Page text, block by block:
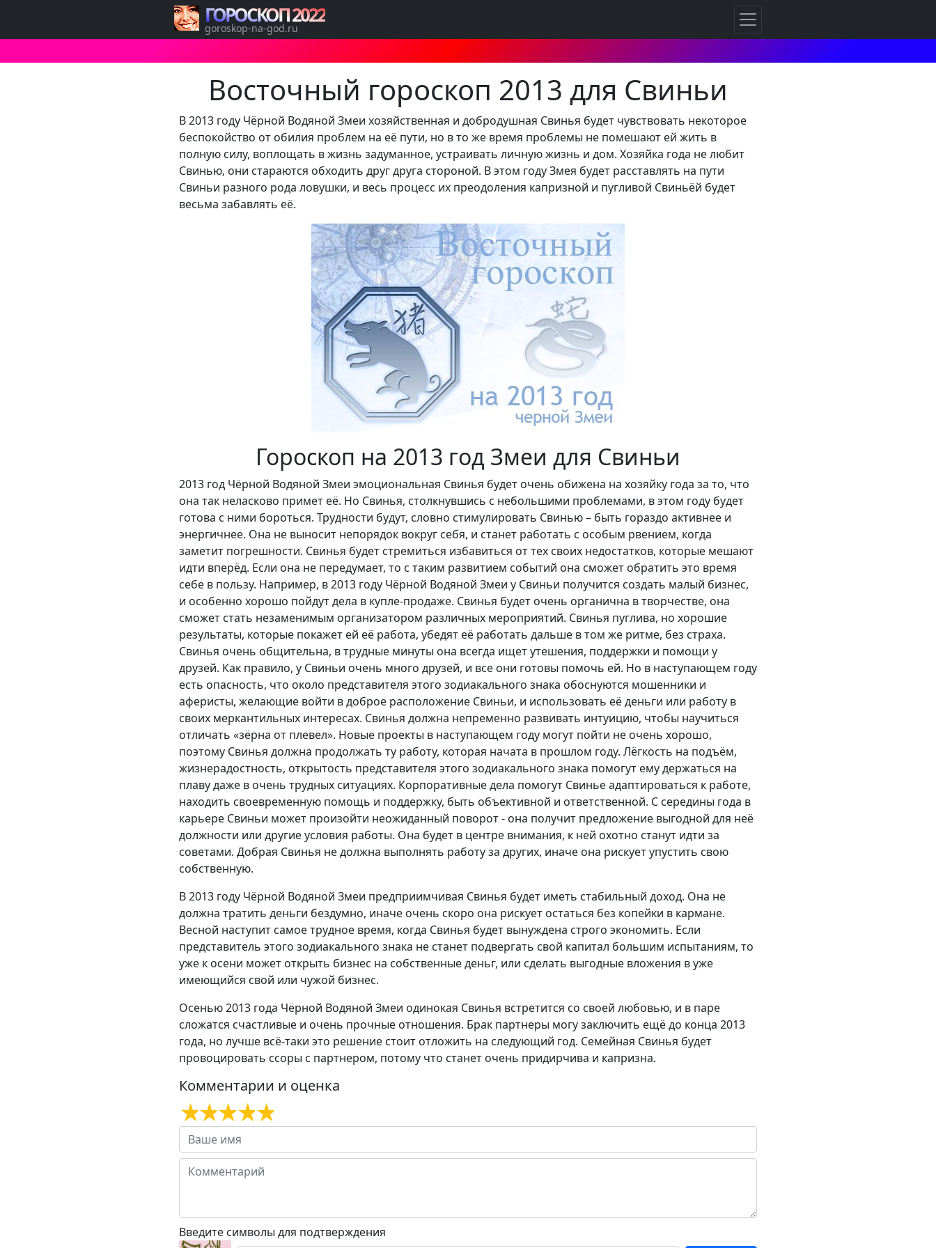
Восточный гороскоп 2013 для Свиньи
В 2013 году Чёрной Водяной Змеи хозяйственная и добродушная Свинья будет чувствовать некоторое
беспокойство от обилия проблем на её пути, но в то же время проблемы не помешают ей жить в
полную силу, воплощать в жизнь задуманное, устраивать личную жизнь и дом. Хозяйка года не любит
Свинью, они стараются обходить друг друга стороной. В этом году Змея будет расставлять на пути
Свиньи разного рода ловушки, и весь процесс их преодоления капризной и пугливой Свиньёй будет
весьма забавлять её.
Гороскоп на 2013 год Змеи для Свиньи
2013 год Чёрной Водяной Змеи эмоциональная Свинья будет очень обижена на хозяйку года за то, что
она так неласково примет её. Но Свинья, столкнувшись с небольшими проблемами, в этом году будет
готова с ними бороться. Трудности будут, словно стимулировать Свинью – быть гораздо активнее и
энергичнее. Она не выносит непорядок вокруг себя, и станет работать с особым рвением, когда
заметит погрешности. Свинья будет стремиться избавиться от тех своих недостатков, которые мешают
идти вперёд. Если она не передумает, то с таким развитием событий она сможет обратить это время
себе в пользу. Например, в 2013 году Чёрной Водяной Змеи у Свиньи получится создать малый бизнес,
и особенно хорошо пойдут дела в купле-продаже. Свинья будет очень органична в творчестве, она
сможет стать незаменимым организатором различных мероприятий. Свинья пуглива, но хорошие
результаты, которые покажет ей её работа, убедят её работать дальше в том же ритме, без страха.
Свинья очень общительна, в трудные минуты она всегда ищет утешения, поддержки и помощи у
друзей. Как правило, у Свиньи очень много друзей, и все они готовы помочь ей. Но в наступающем году
есть опасность, что около представителя этого зодиакального знака обоснуются мошенники и
аферисты, желающие войти в доброе расположение Свиньи, и использовать её деньги или работу в
своих меркантильных интересах. Свинья должна непременно развивать интуицию, чтобы научиться
отличать «зёрна от плевел». Новые проекты в наступающем году могут пойти не очень хорошо,
поэтому Свинья должна продолжать ту работу, которая начата в прошлом году. Лёгкость на подъём,
жизнерадостность, открытость представителя этого зодиакального знака помогут ему держаться на
плаву даже в очень трудных ситуациях. Корпоративные дела помогут Свинье адаптироваться к работе,
находить своевременную помощь и поддержку, быть объективной и ответственной. С середины года в
карьере Свиньи может произойти неожиданный поворот - она получит предложение выгодной для неё
должности или другие условия работы. Она будет в центре внимания, к ней охотно станут идти за
советами. Добрая Свинья не должна выполнять работу за других, иначе она рискует упустить свою
собственную.
В 2013 году Чёрной Водяной Змеи предприимчивая Свинья будет иметь стабильный доход. Она не
должна тратить деньги бездумно, иначе очень скоро она рискует остаться без копейки в кармане.
Весной наступит самое трудное время, когда Свинья будет вынуждена строго экономить. Если
представитель этого зодиакального знака не станет подвергать свой капитал большим испытаниям, то
уже к осени может открыть бизнес на собственные деньг, или сделать выгодные вложения в уже
имеющийся свой или чужой бизнес.
Осенью 2013 года Чёрной Водяной Змеи одинокая Свинья встретится со своей любовью, и в паре
сложатся счастливые и очень прочные отношения. Брак партнеры могу заключить ещё до конца 2013
года, но лучше всё-таки это решение стоит отложить на следующий год. Семейная Свинья будет
провоцировать ссоры с партнером, потому что станет очень придирчива и капризна.
Комментарии и оценка
Введите символы для подтверждения
ГОРОСКОП 2022
goroskop-na-god.ru